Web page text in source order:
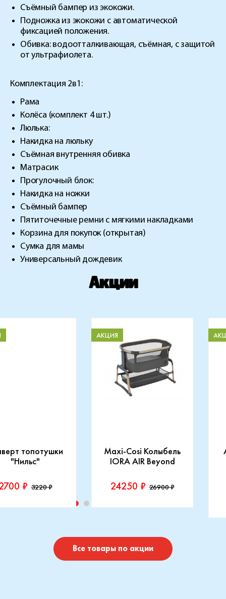
Съёмный бампер из экокожи.
Подножка из экокожи с автоматической
фиксацией положения.
Обивка: водоотталкивающая, съёмная, с защитой
от ультрафиолета.
Комплектация 2в1:
Рама
Колёса (комплект 4 шт.)
Люлька:
Накидка на люльку
Съёмная внутренняя обивка
Матрасик
Прогулочный блок:
Накидка на ножки
Съёмный бампер
Пятиточечные ремни с мягкими накладками
Корзина для покупок (открытая)
Сумка для мамы
Универсальный дождевик
Акции
топотушки
"Нильс"
₽ 3220 ₽
Maxi-Cosi Колыбель
IORA AIR Beyond
АКЦИЯ
24250 ₽ 26900 ₽
Производитель::
Купить
Все товары по акции